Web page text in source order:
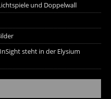
und Doppelwall
steht in der Elysium